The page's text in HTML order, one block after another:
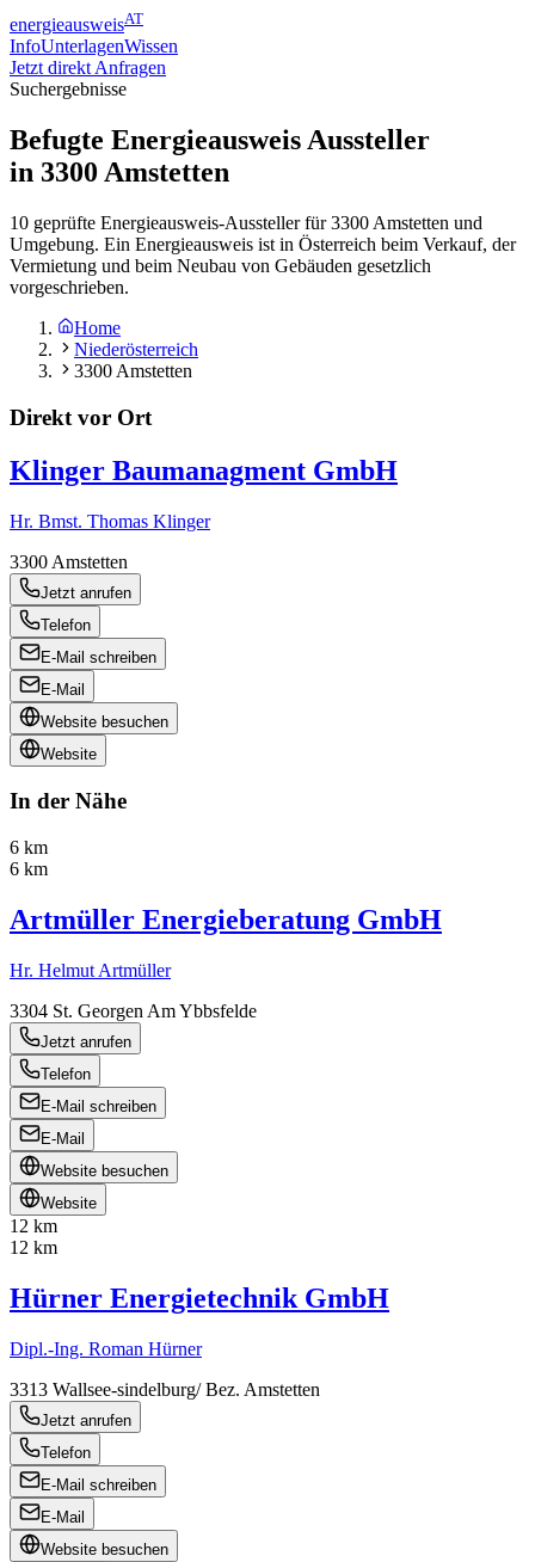
energieausweisAT
InfoUnterlagenWissen
Jetzt direkt Anfragen
Suchergebnisse
Befugte Energieausweis Aussteller
in 3300 Amstetten
10 geprüfte Energieausweis-Aussteller für 3300 Amstetten und
Umgebung. Ein Energieausweis ist in Österreich beim Verkauf, der
Vermietung und beim Neubau von Gebäuden gesetzlich
vorgeschrieben.
Home
Niederösterreich
3300 Amstetten
Direkt vor Ort
Klinger Baumanagment GmbH
Hr. Bmst. Thomas Klinger
3300 Amstetten
Jetzt anrufen
Telefon
E-Mail schreiben
E-Mail
Website besuchen
Website
In der Nähe
6 km
6 km
Artmüller Energieberatung GmbH
Hr. Helmut Artmüller
3304 St. Georgen Am Ybbsfelde
Jetzt anrufen
Telefon
E-Mail schreiben
E-Mail
Website besuchen
Website
12 km
12 km
Hürner Energietechnik GmbH
Dipl.-Ing. Roman Hürner
3313 Wallsee-sindelburg/ Bez. Amstetten
Jetzt anrufen
Telefon
E-Mail schreiben
E-Mail
Website besuchen